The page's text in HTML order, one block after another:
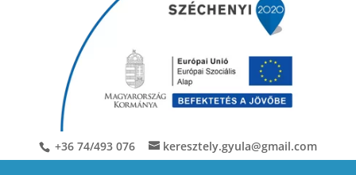
+36 74/493 076 keresztely.gyula@gmail.com